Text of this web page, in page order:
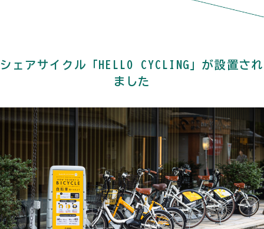
シェアサイクル「HELLO CYCLING」が設置され
ました